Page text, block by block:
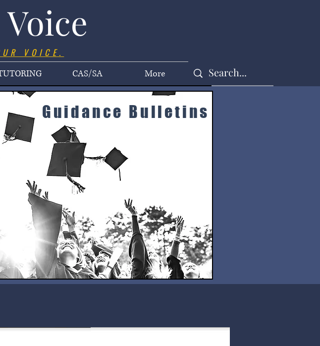
VOICE.
CAS/SA More
Guidance Bulletins